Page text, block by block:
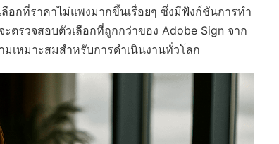
อกที่ราคาไม่แพงมากขึ้นเรื่อยๆ ซึ่งมีฟังก์ชันการทำ
รวจสอบตัวเลือกที่ถูกกว่าของ Adobe Sign จาก
เหมาะสมสำหรับการดำเนินงานทั่วโลก